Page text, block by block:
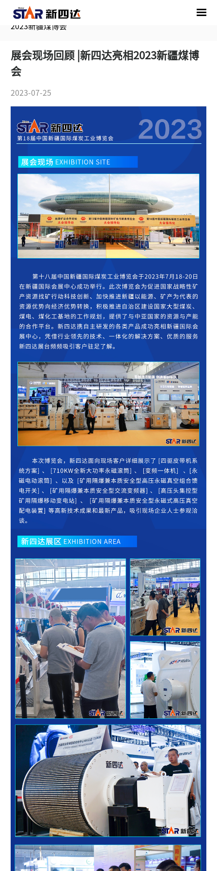
首页/媒体中心/展会资讯
展会现场回顾 |新四达亮相
2023新疆煤博会
展会现场回顾 |新四达亮相2023新疆煤博
会
2023-07-25